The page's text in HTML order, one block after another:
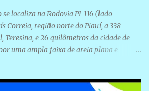
localiza na Rodovia PI-116 (lado
Correia, região norte do Piauí, a 338
Teresina, e 26 quilômetros da cidade de
uma ampla faixa de areia plana e
de pedras que não chegam a 2 metros